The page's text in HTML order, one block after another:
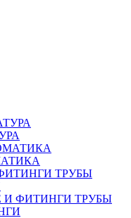
ТРУБЫ
ТРУБЫ